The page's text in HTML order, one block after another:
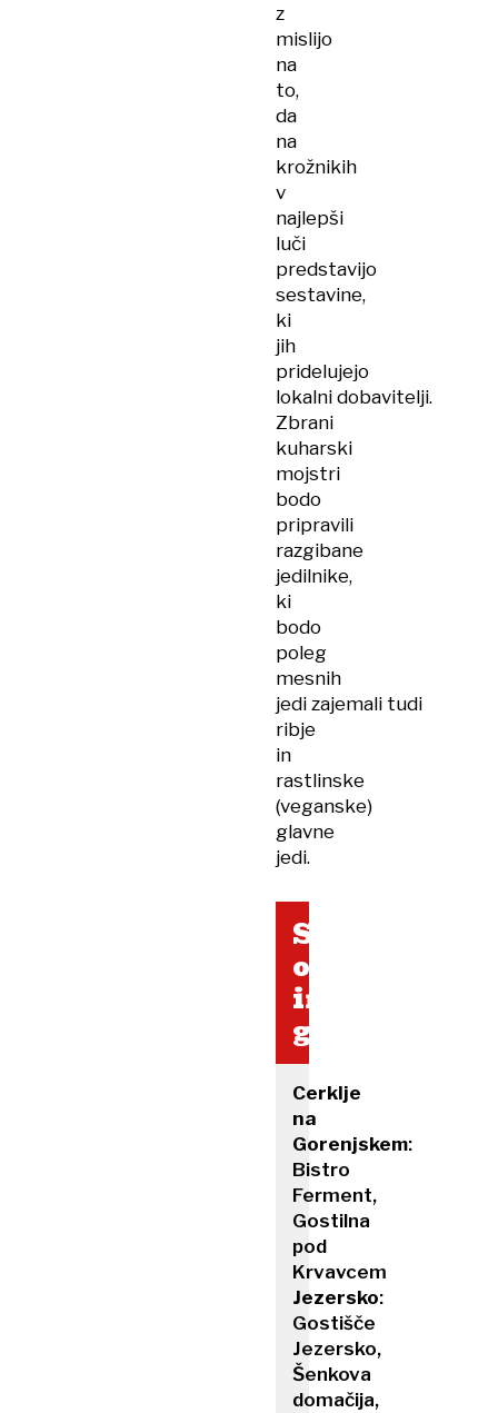
z
mislijo
na
to,
da
na
krožnikih
v
najlepši
luči
predstavijo
sestavine,
ki
jih
pridelujejo
lokalni dobavitelji.
Zbrani
kuharski
mojstri
bodo
pripravili
razgibane
jedilnike,
ki
bodo
poleg
mesnih
jedi zajemali tudi
ribje
in
rastlinske
(veganske)
glavne
jedi.
Sodelujoče
občine
in
gostilne
Cerklje
na
Gorenjskem:
Bistro
Ferment,
Gostilna
pod
Krvavcem
Jezersko:
Gostišče
Jezersko,
Šenkova
domačija,